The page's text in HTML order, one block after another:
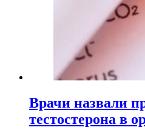
Врачи назвали
тестостерона в